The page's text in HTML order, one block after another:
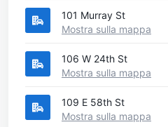
101 Murray St
Mostra sulla mappa
106 W 24th St
Mostra sulla mappa
109 E 58th St
Mostra sulla mappa